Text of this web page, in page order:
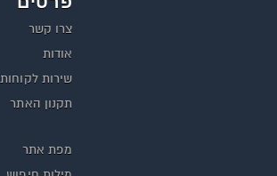
צרו קשר
אודות
שירות לקוחות
תקנון האתר
מפת אתר